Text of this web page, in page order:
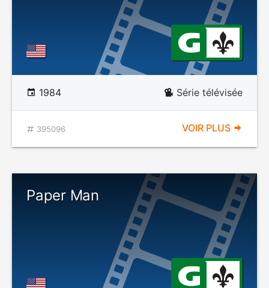
1984 Série télévisée
395096 VOIR PLUS
Paper Man